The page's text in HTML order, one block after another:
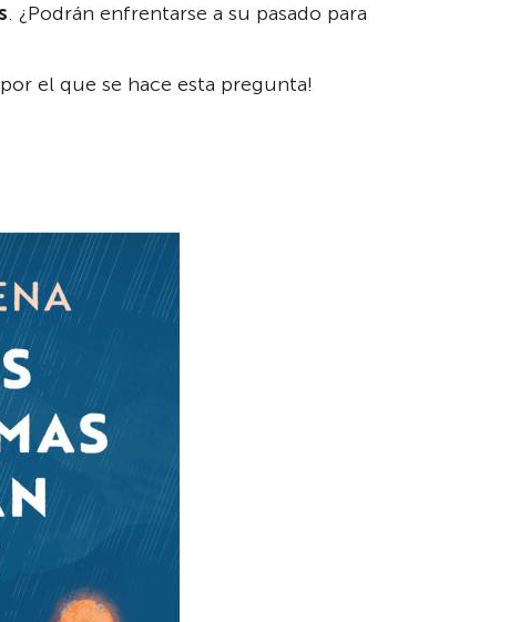
. ¿Podrán enfrentarse a su pasado para
el que se hace esta pregunta!